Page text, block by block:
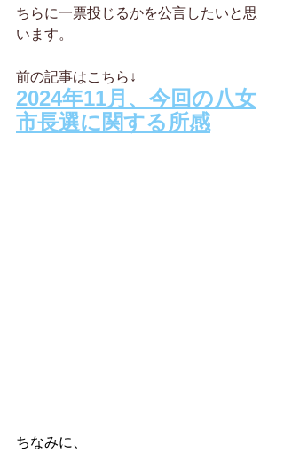
ちらに一票投じるかを公言したいと思
います。
前の記事はこちら↓
2024年11月、今回の八女
市長選に関する所感
ちなみに、